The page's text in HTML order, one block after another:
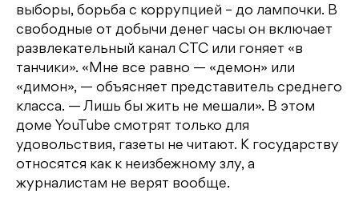
выборы, борьба с коррупцией – до лампочки. В
свободные от добычи денег часы он включает
развлекательный канал СТС или гоняет «в
танчики». «Мне все равно — «демон» или
«димон», — объясняет представитель среднего
класса. — Лишь бы жить не мешали». В этом
доме YouTube смотрят только для
удовольствия, газеты не читают. К государству
относятся как к неизбежному злу, а
журналистам не верят вообще.